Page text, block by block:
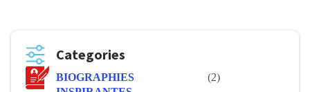
Categories
BIOGRAPHIES
(2)